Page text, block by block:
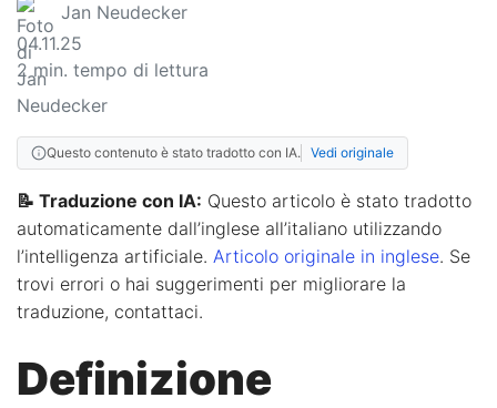
Jan Neudecker
04.11.25
2min. tempo di lettura
Questo contenuto è stato tradotto con IA. Vedi originale
📝 Traduzione con IA: Questo articolo è stato tradotto
automaticamente dall’inglese all’italiano utilizzando
l’intelligenza artificiale. Articolo originale in inglese. Se
trovi errori o hai suggerimenti per migliorare la
traduzione, contattaci.
Definizione